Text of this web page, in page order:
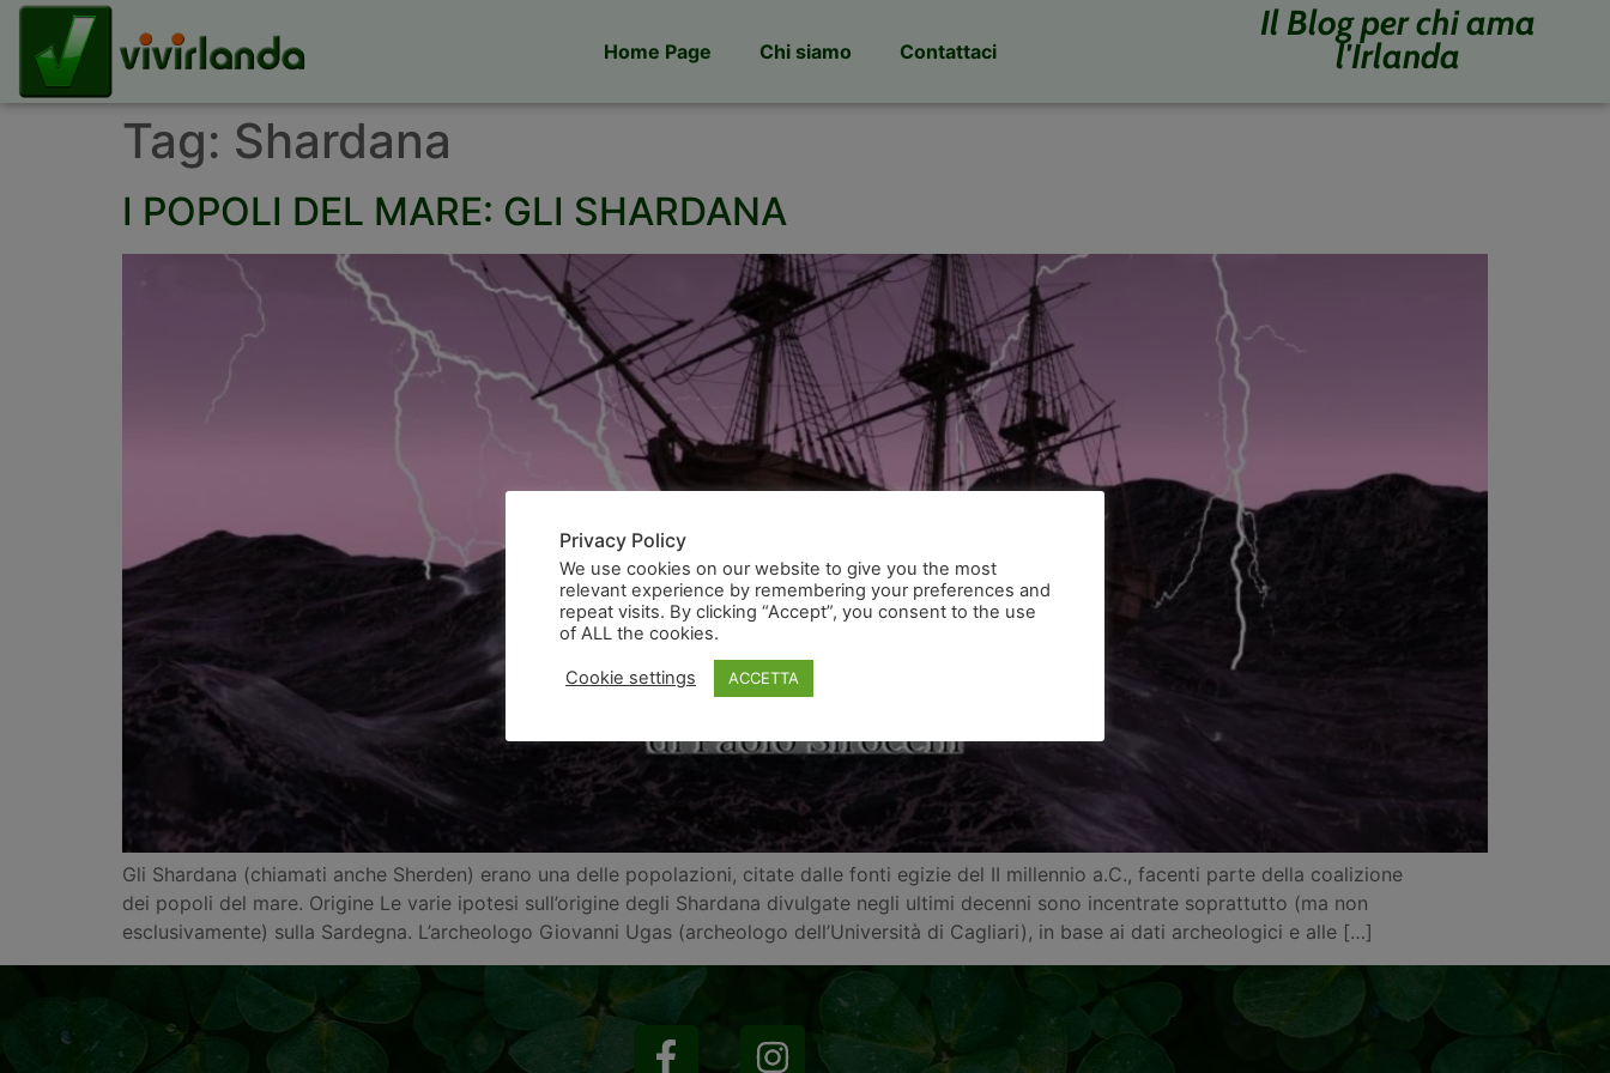
Home Page Chi siamo Contattaci
Il Blog per chi ama
l'Irlanda
Tag: Shardana
I POPOLI DEL MARE: GLI SHARDANA
Gli Shardana (chiamati anche Sherden) erano una delle popolazioni, citate dalle fonti egizie del II millennio a.C., facenti parte della coalizione
dei popoli del mare. Origine Le varie ipotesi sull’origine degli Shardana divulgate negli ultimi decenni sono incentrate soprattutto (ma non
esclusivamente) sulla Sardegna. L’archeologo Giovanni Ugas (archeologo dell’Università di Cagliari), in base ai dati archeologici e alle […]
Privacy Policy
We use cookies on our website to give you the most
relevant experience by remembering your preferences and
repeat visits. By clicking “Accept”, you consent to the use
of ALL the cookies.
Cookie settings ACCETTA